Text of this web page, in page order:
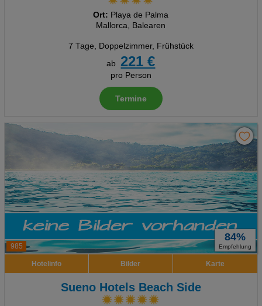
Ort: Playa de Palma
Mallorca, Balearen
7 Tage, Doppelzimmer, Frühstück
ab
221 €
pro Person
Termine
985
84%
Empfehlung
Hotelinfo Bilder Karte
Sueno Hotels Beach Side